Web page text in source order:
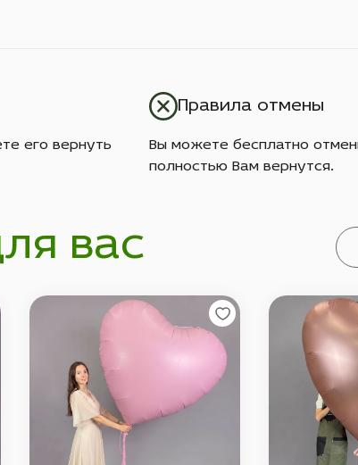
его вернуть
Правила отмены
Вы можете бесплатно
полностью Вам вернутся.
вас